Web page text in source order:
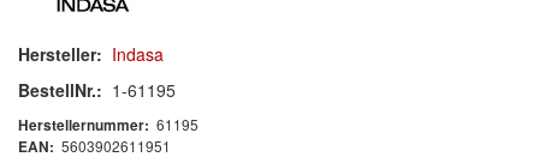
Reinigen
Arbeitsschutz
Hersteller: Indasa
BestellNr.: 1-61195
Herstellernummer: 61195
EAN: 5603902611951